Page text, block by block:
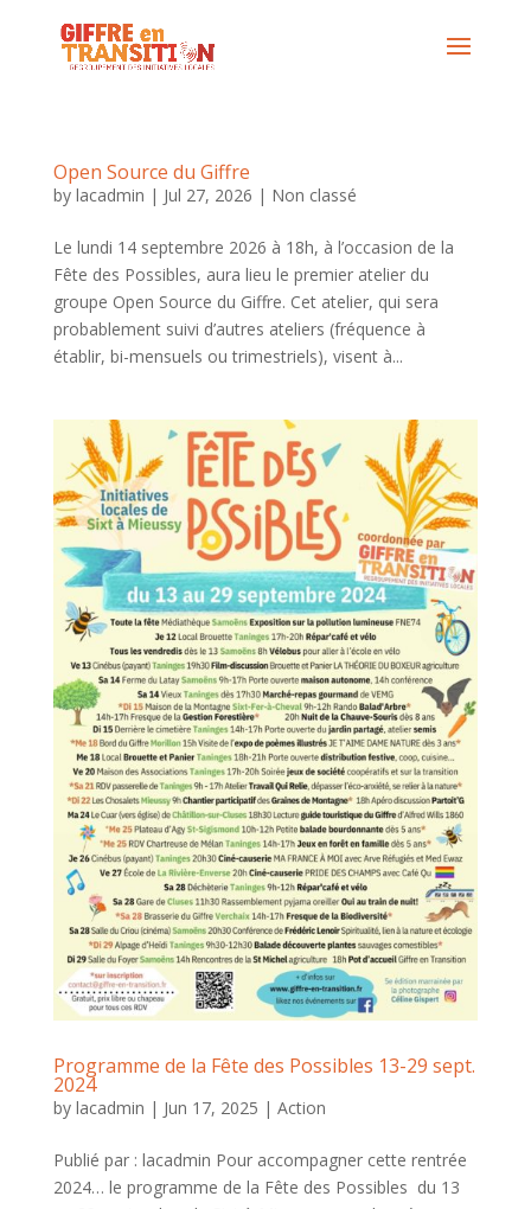
Open Source du Giffre
by lacadmin | Jul 27, 2026 | Non classé
Le lundi 14 septembre 2026 à 18h, à l’occasion de la
Fête des Possibles, aura lieu le premier atelier du
groupe Open Source du Giffre. Cet atelier, qui sera
probablement suivi d’autres ateliers (fréquence à
établir, bi-mensuels ou trimestriels), visent à...
Programme de la Fête des Possibles 13-29 sept.
2024
by lacadmin | Jun 17, 2025 | Action
Publié par : lacadmin Pour accompagner cette rentrée
2024… le programme de la Fête des Possibles du 13